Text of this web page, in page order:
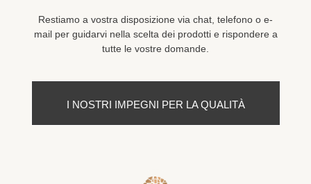
Restiamo a vostra disposizione via chat, telefono o e-
mail per guidarvi nella scelta dei prodotti e rispondere a
tutte le vostre domande.
I NOSTRI IMPEGNI PER LA QUALITÀ